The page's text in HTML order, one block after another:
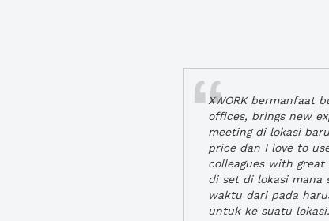
XWORK bermanfaat
offices, brings new
meeting di lokasi
price dan I love to
colleagues with great
di set di lokasi mana
waktu dari pada
untuk ke suatu lokasi.